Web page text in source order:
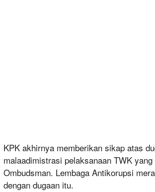
KPK akhirnya memberikan sikap atas
malaadimistrasi pelaksanaan TWK
Ombudsman. Lembaga Antikorupsi
dengan dugaan itu.